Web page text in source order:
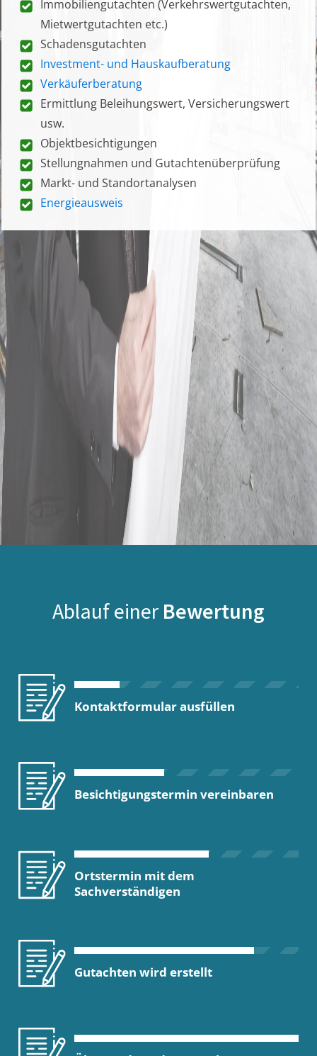
Immobiliengutachten (Verkehrswertgutachten,
Mietwertgutachten etc.)
Schadensgutachten
Investment- und Hauskaufberatung
Verkäuferberatung
Ermittlung Beleihungswert, Versicherungswert
usw.
Objektbesichtigungen
Stellungnahmen und Gutachtenüberprüfung
Markt- und Standortanalysen
Energieausweis
Ablauf einer Bewertung
Kontaktformular ausfüllen
Besichtigungstermin vereinbaren
Ortstermin mit dem
Sachverständigen
Gutachten wird erstellt